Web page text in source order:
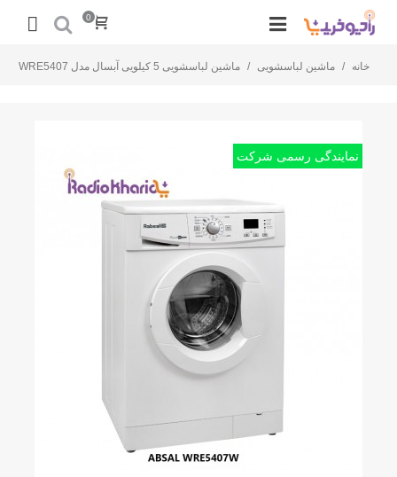
0
خانه / ماشین لباسشویی / ماشین لباسشویی 5 کیلویی آبسال مدل WRE5407
نمایندگی رسمی شرکت